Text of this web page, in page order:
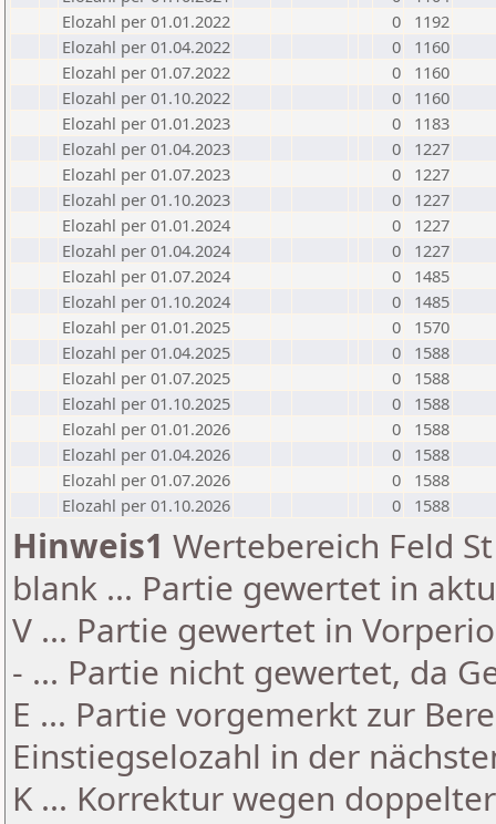
Elozahl per 01.01.2022
0
1192
Elozahl per 01.04.2022
0
1160
Elozahl per 01.07.2022
0
1160
Elozahl per 01.10.2022
0
1160
Elozahl per 01.01.2023
0
1183
Elozahl per 01.04.2023
0
1227
Elozahl per 01.07.2023
0
1227
Elozahl per 01.10.2023
0
1227
Elozahl per 01.01.2024
0
1227
Elozahl per 01.04.2024
0
1227
Elozahl per 01.07.2024
0
1485
Elozahl per 01.10.2024
0
1485
Elozahl per 01.01.2025
0
1570
Elozahl per 01.04.2025
0
1588
Elozahl per 01.07.2025
0
1588
Elozahl per 01.10.2025
0
1588
Elozahl per 01.01.2026
0
1588
Elozahl per 01.04.2026
0
1588
Elozahl per 01.07.2026
0
1588
Elozahl per 01.10.2026
0 1588
Hinweis1 Wertebereich Feld
blank ... Partie gewertet in
V ... Partie gewertet in
- ... Partie nicht gewertet, da
E ... Partie vorgemerkt zur
Einstiegselozahl in der
K ... Korrektur wegen